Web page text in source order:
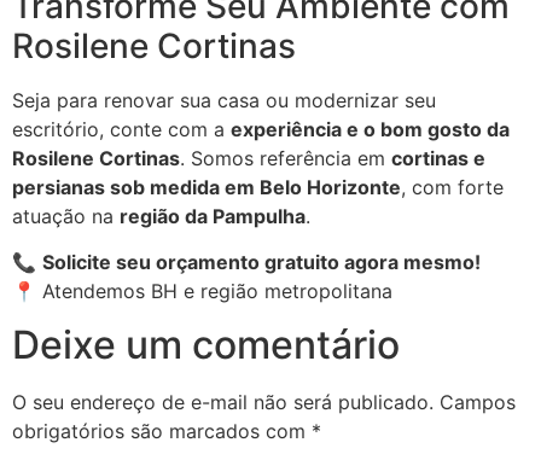
Rosilene Cortinas
Seja para renovar sua casa ou modernizar seu
escritório, conte com a experiência e o bom gosto da
Rosilene Cortinas. Somos referência em cortinas e
persianas sob medida em Belo Horizonte, com forte
atuação na região da Pampulha.
📞 Solicite seu orçamento gratuito agora mesmo!
📍 Atendemos BH e região metropolitana
Deixe um comentário
O seu endereço de e-mail não será publicado. Campos
obrigatórios são marcados com *